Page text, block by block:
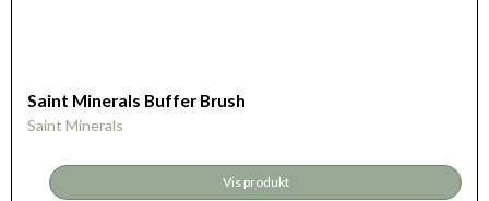
Saint Minerals Buffer Brush
Saint Minerals
Vis produkt